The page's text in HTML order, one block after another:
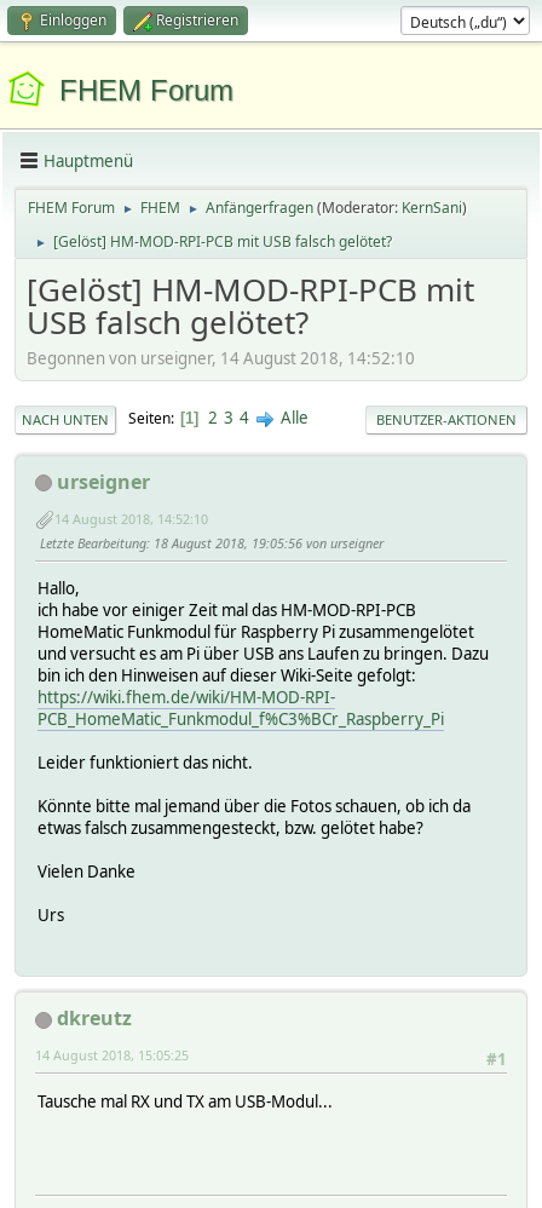
Einloggen Registrieren
FHEM Forum
Hauptmenü
FHEM Forum ► FHEM ► Anfängerfragen(Moderator: KernSani)
► [Gelöst] HM-MOD-RPI-PCB mit USB falsch gelötet?
[Gelöst] HM-MOD-RPI-PCB mit
USB falsch gelötet?
Begonnen von urseigner, 14 August 2018, 14:52:10
NACH UNTEN Seiten 1 2 3 4 Alle BENUTZER-AKTIONEN
urseigner
14 August 2018, 14:52:10
Letzte Bearbeitung: 18 August 2018, 19:05:56 von urseigner
Hallo,
ich habe vor einiger Zeit mal das HM-MOD-RPI-PCB
HomeMatic Funkmodul für Raspberry Pi zusammengelötet
und versucht es am Pi über USB ans Laufen zu bringen. Dazu
bin ich den Hinweisen auf dieser Wiki-Seite gefolgt:
https://wiki.fhem.de/wiki/HM-MOD-RPI-
PCB_HomeMatic_Funkmodul_f%C3%BCr_Raspberry_Pi
Leider funktioniert das nicht.
Könnte bitte mal jemand über die Fotos schauen, ob ich da
etwas falsch zusammengesteckt, bzw. gelötet habe?
Vielen Danke
Urs
dkreutz
#1
14 August 2018, 15:05:25
Tausche mal RX und TX am USB-Modul...